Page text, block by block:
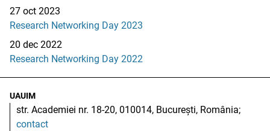
27 oct 2023
Research Networking Day 2023
20 dec 2022
Research Networking Day 2022
UAUIM
str. Academiei nr. 18-20, 010014, București, România;
contact